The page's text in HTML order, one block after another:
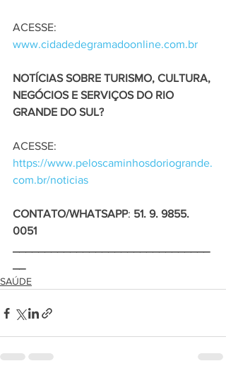
ACESSE:
www.cidadedegramadoonline.com.br
NOTÍCIAS SOBRE TURISMO, CULTURA,
NEGÓCIOS E SERVIÇOS DO RIO
GRANDE DO SUL?
ACESSE:
https://www.peloscaminhosdoriogrande.
com.br/noticias
CONTATO/WHATSAPP: 51. 9. 9855.
0051
SAÚDE